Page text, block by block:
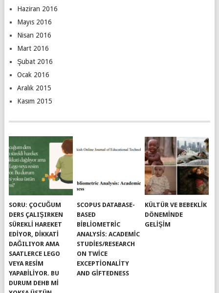
Haziran 2016
Mayıs 2016
Nisan 2016
Mart 2016
Şubat 2016
Ocak 2016
Aralık 2015
Kasım 2015
SORU: ÇOCUĞUM
DERS ÇALIŞIRKEN
SÜREKLI HAREKET
EDIYOR, DIKKATI
DAĞILIYOR AMA
SAATLERCE LEGO
VEYA RESIM
YAPABILIYOR. BU
DURUM DEHB MI
SCOPUS DATABASE-
BASED
BIBLIOMETRIC
ANALYSIS: ACADEMIC
STUDIES/RESEARCH
ON TWICE
EXCEPTIONALITY
AND GIFTEDNESS
KÜLTÜR VE BEBEKLIK
DÖNEMINDE
GELIŞIM